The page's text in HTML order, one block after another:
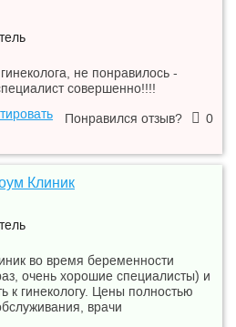
не понравилось -
совершенно!!!!
Понравился отзыв?
0
Клиник
во время беременности
очень хорошие специалисты) и
к гинекологу. Цены полностью
врачи